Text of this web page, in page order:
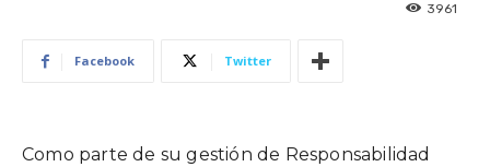
3961
Facebook Twitter
Como parte de su gestión de Responsabilidad